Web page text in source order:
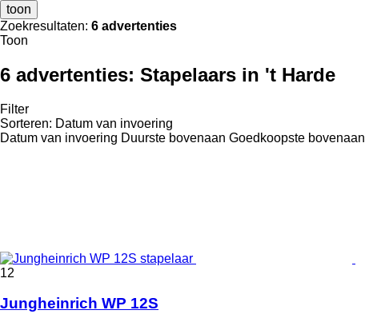
toon
Zoekresultaten: 6 advertenties
Toon
6 advertenties: Stapelaars in 't Harde
Filter
Sorteren: Datum van invoering
Datum van invoering Duurste bovenaan Goedkoopste bovenaan
12
Jungheinrich WP 12S